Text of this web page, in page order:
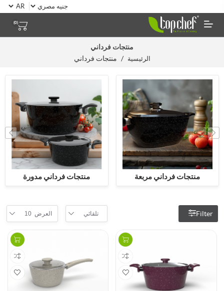
(0)
منتجات فرداني
الرئيسية / منتجات فرداني
منتجات فرداني مربعة منتجات فرداني مدورة
Filter تلقائي العرض 10